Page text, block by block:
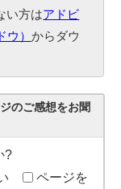
い方はアドビ
ウ）からダウ
のご感想をお聞
?
ページを